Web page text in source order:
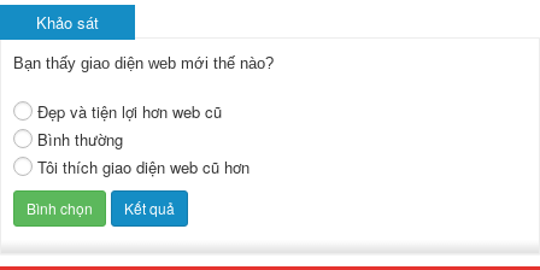
Khảo sát
Bạn thấy giao diện web mới thế nào?
Đẹp và tiện lợi hơn web cũ
Bình thường
Tôi thích giao diện web cũ hơn